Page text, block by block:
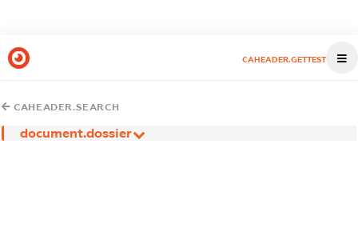
CAHEADER.GETTEST
CAHEADER.SEARCH
document.dossier